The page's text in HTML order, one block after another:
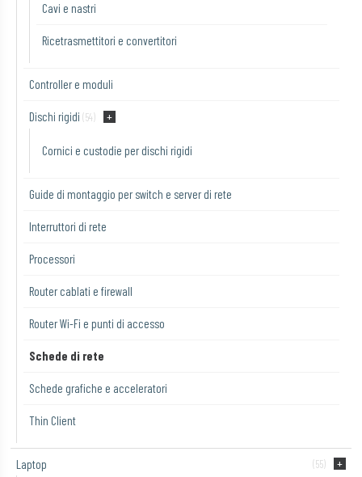
Cavi e nastri
Ricetrasmettitori e convertitori
Controller e moduli
Dischi rigidi (54)
Cornici e custodie per dischi rigidi
Guide di montaggio per switch e server di rete
Interruttori di rete
Processori
Router cablati e firewall
Router Wi-Fi e punti di accesso
Schede di rete
Schede grafiche e acceleratori
Thin Client
Laptop (55)